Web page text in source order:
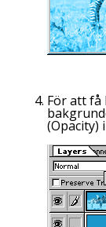
För att få
(Opacity) i